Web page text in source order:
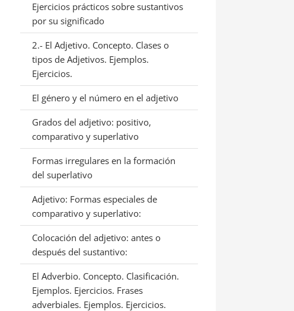
Ejercicios prácticos sobre sustantivos
por su significado
2.- El Adjetivo. Concepto. Clases o
tipos de Adjetivos. Ejemplos.
Ejercicios.
El género y el número en el adjetivo
Grados del adjetivo: positivo,
comparativo y superlativo
Formas irregulares en la formación
del superlativo
Adjetivo: Formas especiales de
comparativo y superlativo:
Colocación del adjetivo: antes o
después del sustantivo:
El Adverbio. Concepto. Clasificación.
Ejemplos. Ejercicios. Frases
adverbiales. Ejemplos. Ejercicios.